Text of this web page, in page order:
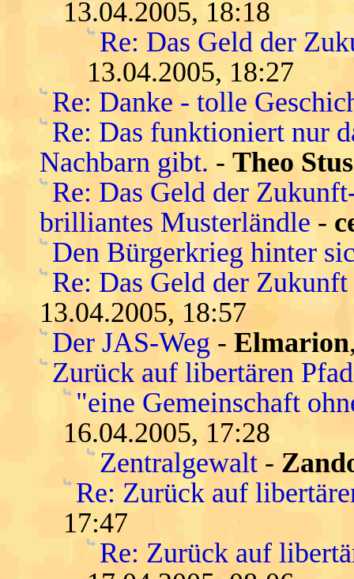
13.04.2005, 18:18
Re: Das Geld der
13.04.2005, 18:27
Re: Danke - tolle
Re: Das funktioniert nur
Nachbarn gibt. - Theo
Re: Das Geld der
brilliantes Musterländle -
Den Bürgerkrieg hinter
Re: Das Geld der
13.04.2005, 18:57
Der JAS-Weg - Elmarion
Zurück auf libertären
"eine Gemeinschaft
16.04.2005, 17:28
Zentralgewalt -
Re: Zurück auf
17:47
Re: Zurück auf